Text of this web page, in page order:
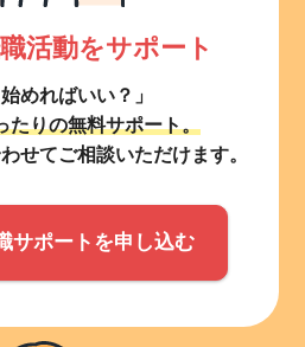
活動をサポート
始めればいい？」
たりの無料サポート。
せてご相談いただけます。
サポートを申し込む